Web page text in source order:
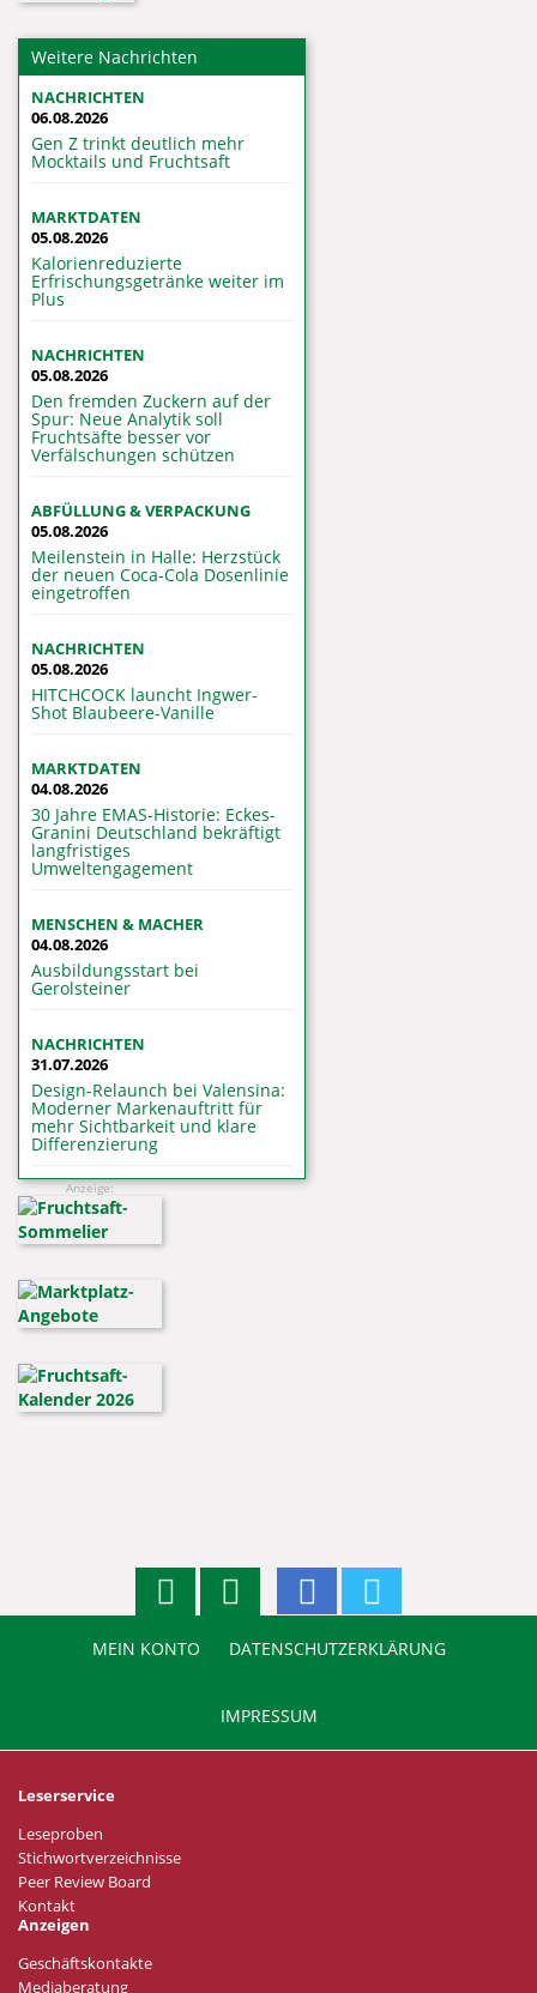
Weitere Nachrichten
NACHRICHTEN
06.08.2026
Gen Z trinkt deutlich mehr
Mocktails und Fruchtsaft
MARKTDATEN
05.08.2026
Kalorienreduzierte
Erfrischungsgetränke weiter im
Plus
NACHRICHTEN
05.08.2026
Den fremden Zuckern auf der
Spur: Neue Analytik soll
Fruchtsäfte besser vor
Verfälschungen schützen
ABFÜLLUNG & VERPACKUNG
05.08.2026
Meilenstein in Halle: Herzstück
der neuen Coca-Cola Dosenlinie
eingetroffen
NACHRICHTEN
05.08.2026
HITCHCOCK launcht Ingwer-
Shot Blaubeere-Vanille
MARKTDATEN
04.08.2026
30 Jahre EMAS-Historie: Eckes-
Granini Deutschland bekräftigt
langfristiges
Umweltengagement
MENSCHEN & MACHER
04.08.2026
Ausbildungsstart bei
Gerolsteiner
NACHRICHTEN
31.07.2026
Design-Relaunch bei Valensina:
Moderner Markenauftritt für
mehr Sichtbarkeit und klare
Differenzierung
Anzeige:
MEIN KONTO DATENSCHUTZERKLÄRUNG
IMPRESSUM
Leserservice
Leseproben
Stichwortverzeichnisse
Peer Review Board
Kontakt
Anzeigen
Geschäftskontakte
Mediaberatung